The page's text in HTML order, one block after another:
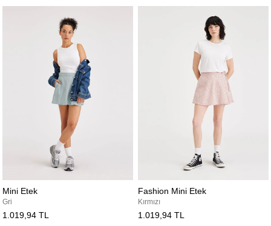
ofis tarzı
Mini Etek
Gri
1.019,94 TL
Fashion Mini Etek
Kırmızı
1.019,94 TL